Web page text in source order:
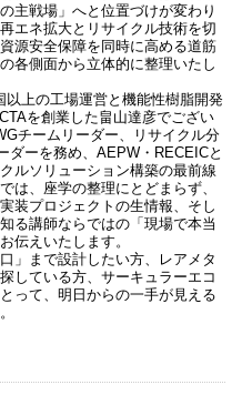
主戦場」へと位置づけが変わり
エネ拡大とリサイクル技術を切
源安全保障を同時に高める道筋
各側面から立体的に整理いたし
上の工場運営と機能性樹脂開発
を創業した畠山達彦でござい
チームリーダー、リサイクル分
ダーを務め、AEPW・RECEICと
ルソリューション構築の最前線
は、座学の整理にとどまらず、
装プロジェクトの生情報、そし
る講師ならではの「現場で本当
伝えいたします。
」まで設計したい方、レアメタ
している方、サーキュラーエコ
って、明日からの一手が見える